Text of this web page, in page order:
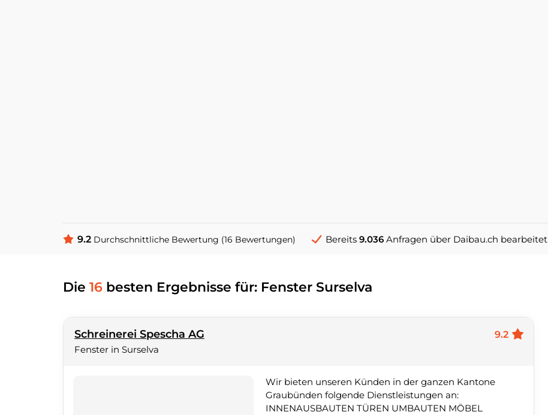
9.2 Durchschnittliche Bewertung (16 Bewertungen) Bereits9.036 Anfragen über Daibau.ch bearbeitet
Die16 besten Ergebnisse für: Fenster Surselva
Schreinerei Spescha AG
9.2
Fenster in Surselva
Wir bieten unseren Künden in der ganzen Kantone
Graubünden folgende Dienstleistungen an:
INNENAUSBAUTEN TÜREN UMBAUTEN MÖBEL